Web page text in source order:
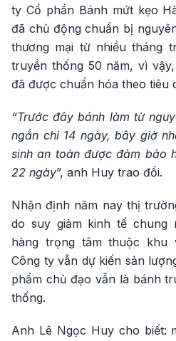
ty Cổ phần Bánh mứt kẹo
đã chủ động chuẩn bị
thương mại từ nhiều tháng
truyền thống 50 năm, vì
đã được chuẩn hóa theo tiêu
“Trước đây bánh làm từ
ngắn chỉ 14 ngày, bây giờ
sinh an toàn được đảm bảo
22 ngày”, anh Huy trao đổi.
Nhận định năm nay thị
do suy giảm kinh tế chung
hàng trọng tâm thuộc khu
Công ty vẫn dự kiến sản
phẩm chủ đạo vẫn là bánh
thống.
Anh Lê Ngọc Huy cho biết: